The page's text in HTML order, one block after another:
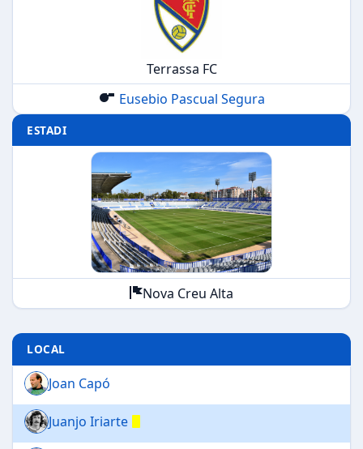
Terrassa FC
Eusebio Pascual Segura
ESTADI
Nova Creu Alta
LOCAL
Joan Capó
Juanjo Iriarte